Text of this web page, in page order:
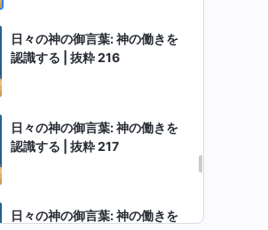
日々の神の御言葉: 神の働きを
認識する | 抜粋 216
日々の神の御言葉: 神の働きを
認識する | 抜粋 217
日々の神の御言葉: 神の働きを